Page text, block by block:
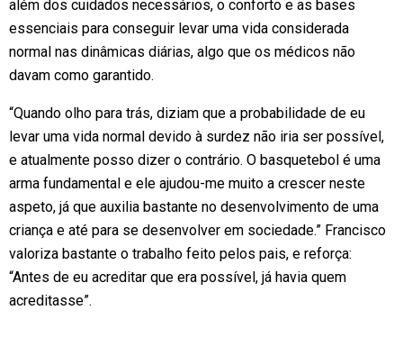
além dos cuidados necessários, o conforto e as bases
essenciais para conseguir levar uma vida considerada
normal nas dinâmicas diárias, algo que os médicos não
davam como garantido.
“Quando olho para trás, diziam que a probabilidade de eu
levar uma vida normal devido à surdez não iria ser possível,
e atualmente posso dizer o contrário. O basquetebol é uma
arma fundamental e ele ajudou-me muito a crescer neste
aspeto, já que auxilia bastante no desenvolvimento de uma
criança e até para se desenvolver em sociedade.” Francisco
valoriza bastante o trabalho feito pelos pais, e reforça:
“Antes de eu acreditar que era possível, já havia quem
acreditasse”.